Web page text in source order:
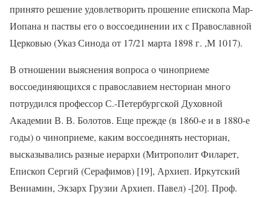
принято решение удовлетворить прошение епископа Мар-
Иопана н паствы его о воссоединении их с Православной
Церковью (Указ Синода от 17/21 марта 1898 г. ,М 1017).
В отношении выяснения вопроса о чиноприеме
воссоединяющихся с православием несториан много
потрудился профессор С.-Петербургской Духовной
Академии В. В. Болотов. Еще прежде (в 1860-е и в 1880-е
годы) о чиноприеме, каким воссоединять несториан,
высказывались разные иерархи (Митрополит Филарет,
Епископ Сергий (Серафимов) [19], Архиеп. Иркутский
Вениамин, Экзарх Грузии Архиеп. Павел) -[20]. Проф.